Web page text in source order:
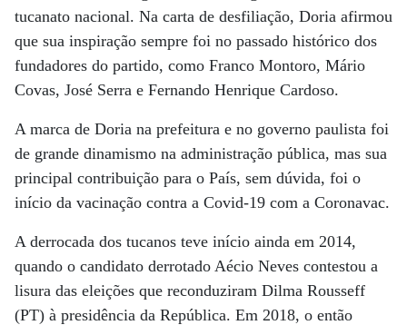
tucanato nacional. Na carta de desfiliação, Doria afirmou
que sua inspiração sempre foi no passado histórico dos
fundadores do partido, como Franco Montoro, Mário
Covas, José Serra e Fernando Henrique Cardoso.
A marca de Doria na prefeitura e no governo paulista foi
de grande dinamismo na administração pública, mas sua
principal contribuição para o País, sem dúvida, foi o
início da vacinação contra a Covid-19 com a Coronavac.
A derrocada dos tucanos teve início ainda em 2014,
quando o candidato derrotado Aécio Neves contestou a
lisura das eleições que reconduziram Dilma Rousseff
(PT) à presidência da República. Em 2018, o então